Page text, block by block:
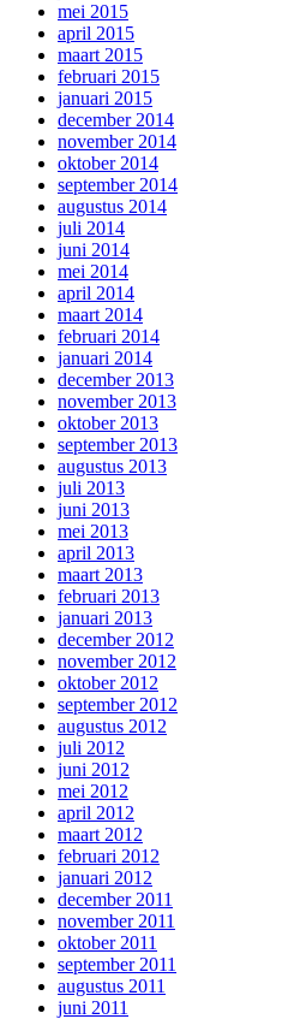
mei 2015
april 2015
maart 2015
februari 2015
januari 2015
december 2014
november 2014
oktober 2014
september 2014
augustus 2014
juli 2014
juni 2014
mei 2014
april 2014
maart 2014
februari 2014
januari 2014
december 2013
november 2013
oktober 2013
september 2013
augustus 2013
juli 2013
juni 2013
mei 2013
april 2013
maart 2013
februari 2013
januari 2013
december 2012
november 2012
oktober 2012
september 2012
augustus 2012
juli 2012
juni 2012
mei 2012
april 2012
maart 2012
februari 2012
januari 2012
december 2011
november 2011
oktober 2011
september 2011
augustus 2011
juni 2011